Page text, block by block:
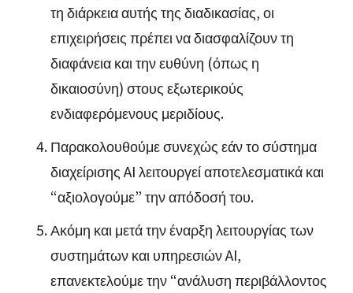
τη διάρκεια αυτής της διαδικασίας, οι
επιχειρήσεις πρέπει να διασφαλίζουν τη
διαφάνεια και την ευθύνη (όπως η
δικαιοσύνη) στους εξωτερικούς
ενδιαφερόμενους μεριδίους.
Παρακολουθούμε συνεχώς εάν το σύστημα
διαχείρισης AI λειτουργεί αποτελεσματικά και
“αξιολογούμε” την απόδοσή του.
Ακόμη και μετά την έναρξη λειτουργίας των
συστημάτων και υπηρεσιών AI,
επανεκτελούμε την “ανάλυση περιβάλλοντος